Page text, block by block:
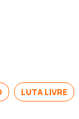
LUTA LIVRE